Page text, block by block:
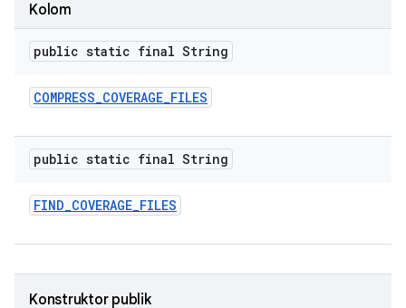
Kolom
public static final String
COMPRESS_COVERAGE_FILES
public static final String
FIND_COVERAGE_FILES
Konstruktor publik